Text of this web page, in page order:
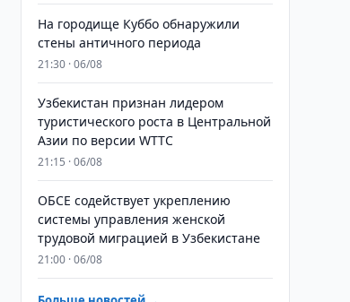
На городище Куббо обнаружили
стены античного периода
21:30 · 06/08
Узбекистан признан лидером
туристического роста в Центральной
Азии по версии WTTC
21:15 · 06/08
ОБСЕ содействует укреплению
системы управления женской
трудовой миграцией в Узбекистане
21:00 · 06/08